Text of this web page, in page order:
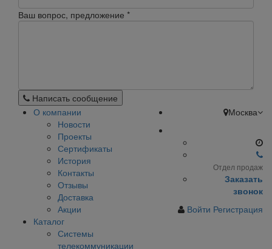
Ваш вопрос, предложение *
Написать сообщение
О компании
Новости
Проекты
Сертификаты
История
Контакты
Отзывы
Доставка
Акции
Каталог
Системы
телекоммуникации
Москва
Отдел продаж
Заказать
звонок
Войти Регистрация